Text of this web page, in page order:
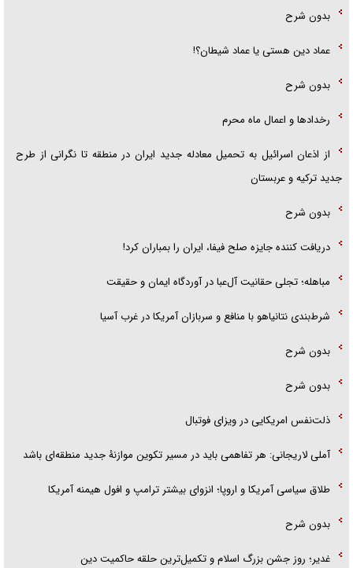
بدون شرح
عماد دین هستی یا عماد شیطان؟!
بدون شرح
رخداد‌ها و اعمال ماه محرم
از اذعان اسرائیل به تحمیل معادله جدید ایران در منطقه تا نگرانی از طرح
جدید ترکیه و عربستان
بدون شرح
دریافت کننده جایزه صلح فیفا، ایران را بمباران کرد!
مباهله؛ تجلی حقانیت آل‌عبا در آوردگاه ایمان و حقیقت
شرط‌بندی نتانیاهو با منافع و سربازان آمریکا در غرب آسیا
بدون شرح
بدون شرح
ذلت‌نفس امریکایی در ویزای فوتبال
آملی لاریجانی: هر تفاهمی باید در مسیر تکوین موازنۀ جدید منطقه‌ای باشد
طلاق سیاسی آمریکا و اروپا؛ انزوای بیشتر ترامپ و افول هیمنه آمریکا
بدون شرح
غدیر؛ روز جشن بزرگ اسلام و تکمیل‌ترین حلقه حاکمیت دین